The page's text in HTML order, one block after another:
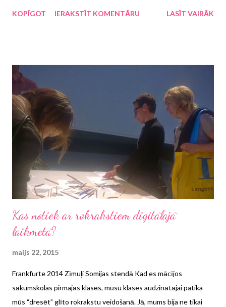
skapī , kurš, kā vēsta nostāsti, esot sarakstīts mobilajā telefonā
KOPĪGOT IERAKSTĪT KOMENTĀRU LASĪT VAIRĀK
Kas notiek ar rokrakstiem digitālajā
laikmetā?
maijs 22, 2015
Frankfurte 2014 Zīmuļi Somijas stendā Kad es mācījos
sākumskolas pirmajās klasēs, mūsu klases audzinātājai patika
mūs “dresēt” glīto rokrakstu veidošanā. Jā, mums bija ne tikai